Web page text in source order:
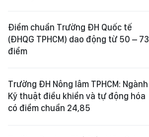
Điểm chuẩn Trường ĐH Quốc tế
(ĐHQG TPHCM) dao động từ 50 – 73
điểm
Trường ĐH Nông lâm TPHCM: Ngành
Kỹ thuật điều khiển và tự động hóa
có điểm chuẩn 24,85